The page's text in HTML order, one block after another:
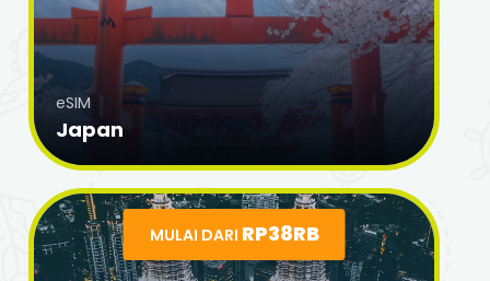
eSIM
Japan
MULAI DARI RP38RB